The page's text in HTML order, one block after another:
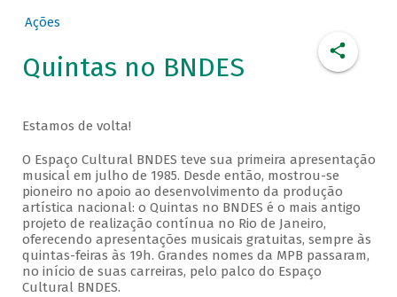
Ações
Quintas no BNDES
Estamos de volta!
O Espaço Cultural BNDES teve sua primeira apresentação
musical em julho de 1985. Desde então, mostrou-se
pioneiro no apoio ao desenvolvimento da produção
artística nacional: o Quintas no BNDES é o mais antigo
projeto de realização contínua no Rio de Janeiro,
oferecendo apresentações musicais gratuitas, sempre às
quintas-feiras às 19h. Grandes nomes da MPB passaram,
no início de suas carreiras, pelo palco do Espaço
Cultural BNDES.